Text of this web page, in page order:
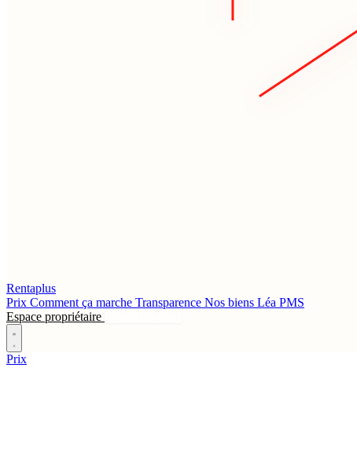
Rentaplus
Prix Comment ça marche Transparence Nos biens Léa PMS
Espace propriétaire
Prix